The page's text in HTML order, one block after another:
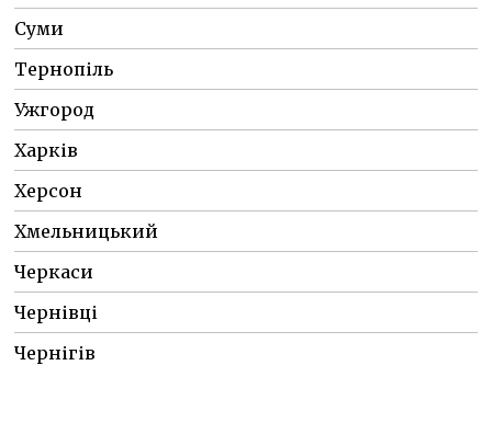
Суми
Тернопіль
Ужгород
Харків
Херсон
Хмельницький
Черкаси
Чернівці
Чернігів